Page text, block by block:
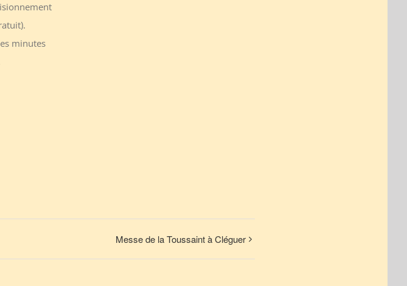
minutes
Messe de la Toussaint à Cléguer